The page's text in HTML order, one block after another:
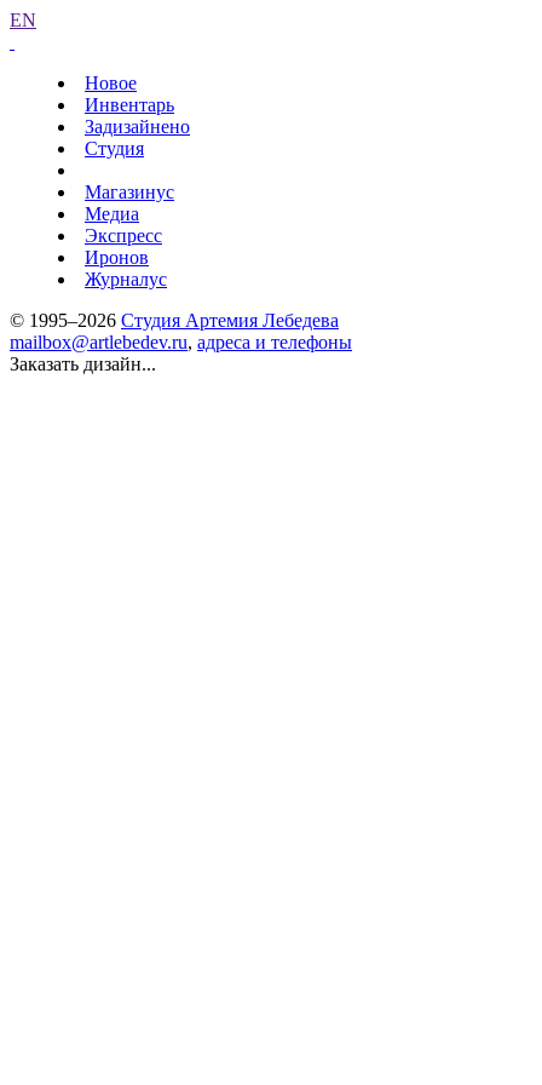
EN
Новое
Инвентарь
Задизайнено
Студия
Магазинус
Медиа
Экспресс
Иронов
Журналус
© 1995–2026 Студия Артемия Лебедева
mailbox@artlebedev.ru, адреса и телефоны
Заказать дизайн...